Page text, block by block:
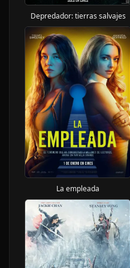
Depredador: tierras salvajes
La empleada